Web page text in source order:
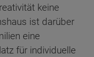
keine
ist darüber
eine
für individuelle